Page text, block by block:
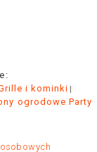
i kominki
ogrodowe Party